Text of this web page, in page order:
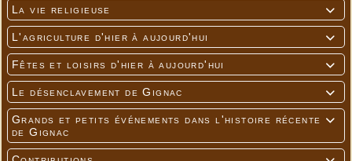

La vie religieuse

L'agriculture d'hier à aujourd'hui

Fêtes et loisirs d'hier à aujourd'hui

Le désenclavement de Gignac

Grands et petits événements dans l'histoire récente
de Gignac